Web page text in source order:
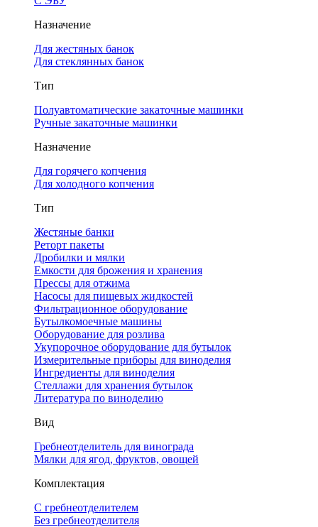
Назначение
Для жестяных банок
Для стеклянных банок
Тип
Полуавтоматические закаточные машинки
Ручные закаточные машинки
Назначение
Для горячего копчения
Для холодного копчения
Тип
Жестяные банки
Реторт пакеты
Дробилки и мялки
Емкости для брожения и хранения
Прессы для отжима
Насосы для пищевых жидкостей
Фильтрационное оборудование
Бутылкомоечные машины
Оборудование для розлива
Укупорочное оборудование для бутылок
Измерительные приборы для виноделия
Ингредиенты для виноделия
Стеллажи для хранения бутылок
Литература по виноделию
Вид
Гребнеотделитель для винограда
Мялки для ягод, фруктов, овощей
Комплектация
С гребнеотделителем
Без гребнеотделителя